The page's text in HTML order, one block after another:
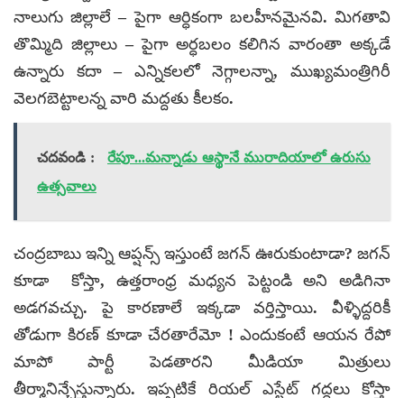
నాలుగు జిల్లాలే – పైగా ఆర్ధికంగా బలహీనమైనవి. మిగతావి
తొమ్మిది జిల్లాలు – పైగా అర్ధబలం కలిగిన వారంతా అక్కడే
ఉన్నారు కదా – ఎన్నికలలో నెగ్గాలన్నా, ముఖ్యమంత్రిగిరీ
వెలగబెట్టాలన్న వారి మద్దతు కీలకం.
చదవండి :
రేపూ...మన్నాడు ఆస్థానే మురాదియాలో ఉరుసు
ఉత్సవాలు
చంద్రబాబు ఇన్ని ఆప్షన్స్ ఇస్తుంటే జగన్ ఊరుకుంటాడా? జగన్
కూడా కోస్తా, ఉత్తరాంధ్ర మధ్యన పెట్టండి అని అడిగినా
అడగవచ్చు. పై కారణాలే ఇక్కడా వర్తిస్తాయి. వీళ్ళిద్దరికీ
తోడుగా కిరణ్ కూడా చేరతారేమో ! ఎందుకంటే ఆయన రేపో
మాపో పార్టీ పెడతారని మీడియా మిత్రులు
తీర్మానిన్చేస్తున్నారు. ఇప్పటికే రియల్ ఎస్టేట్ గద్దలు కోస్తా